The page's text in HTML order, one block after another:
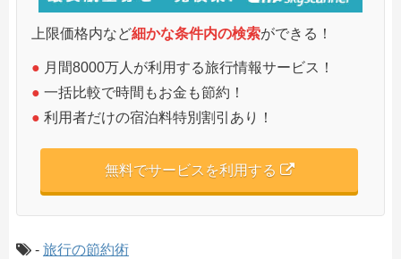
上限価格内など細かな条件内の検索ができる！
● 月間8000万人が利用する旅行情報サービス！
● 一括比較で時間もお金も節約！
● 利用者だけの宿泊料特別割引あり！
無料でサービスを利用する
- 旅行の節約術